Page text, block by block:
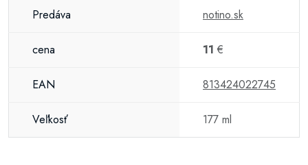
Predáva notino.sk
cena 11 €
EAN 813424022745
Veľkosť 177 ml